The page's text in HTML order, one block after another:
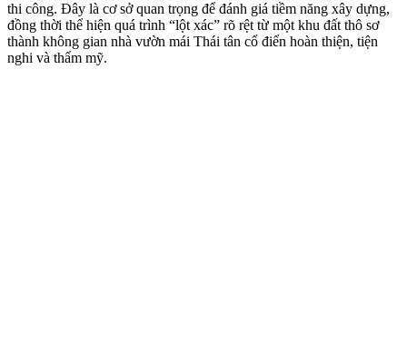
thi công. Đây là cơ sở quan trọng để đánh giá tiềm năng xây dựng,
đồng thời thể hiện quá trình “lột xác” rõ rệt từ một khu đất thô sơ
thành không gian nhà vườn mái Thái tân cổ điển hoàn thiện, tiện
nghi và thẩm mỹ.